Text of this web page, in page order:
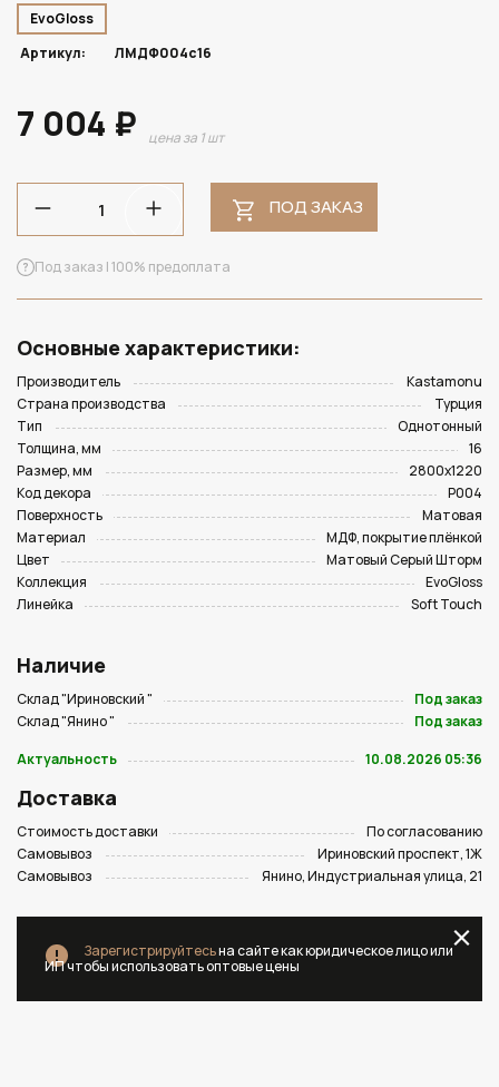
EvoGloss
Артикул:
ЛМДФ004с16
7 004 ₽ цена за 1 шт
ПОД ЗАКАЗ
Под заказ | 100% предоплата
Основные характеристики:
Производитель
Kastamonu
Страна производства
Турция
Тип
Однотонный
Толщина, мм
16
Размер, мм
2800х1220
Код декора
P004
Поверхность
Матовая
Материал
МДФ, покрытие плёнкой
Цвет
Матовый Серый Шторм
Коллекция
EvoGloss
Линейка
Soft Touch
Наличие
Склад "Ириновский "
Под заказ
Склад "Янино "
Под заказ
Актуальность
10.08.2026 05:36
Доставка
Стоимость доставки
По согласованию
Самовывоз
Ириновский проспект, 1Ж
Самовывоз
Янино, Индустриальная улица, 21
Зарегистрируйтесьна сайте как юридическое лицо или
ИП чтобы использовать оптовые цены